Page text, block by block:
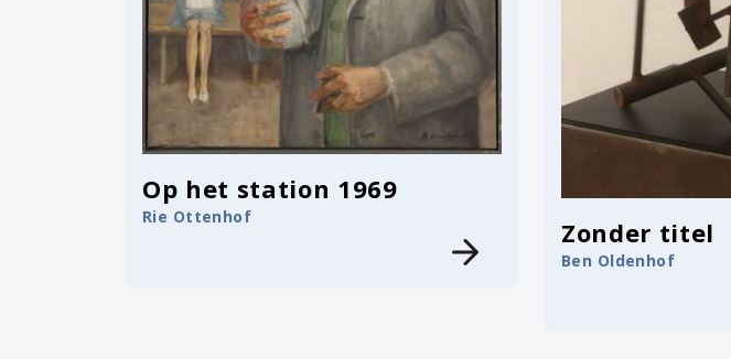
Op het station 1969
Rie Ottenhof Zonder titel
Ben Oldenhof